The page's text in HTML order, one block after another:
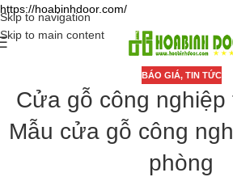
https://hoabinhdoor.com/
Skip to navigation
Skip to main content
BÁO GIÁ, TIN TỨC
Cửa gỗ công nghiệp
Mẫu cửa gỗ công
phòng